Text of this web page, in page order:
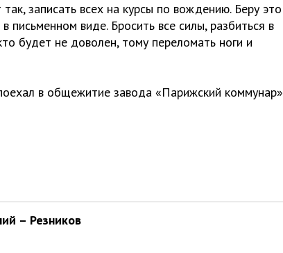
записать всех на курсы по вождению. Беру это
виде. Бросить все силы, разбиться в
будет не доволен, тому переломать ноги и
в общежитие завода «Парижский коммунар»
– Резников